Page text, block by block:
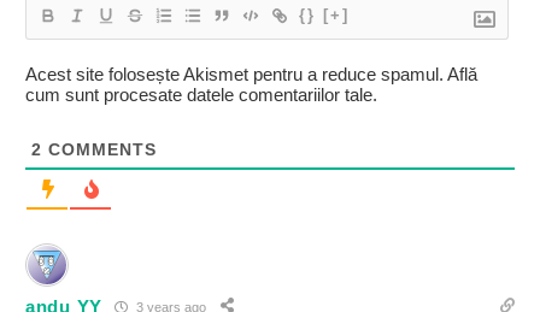
{} [+]
Acest site folosește Akismet pentru a reduce spamul. Află
cum sunt procesate datele comentariilor tale.
2 COMMENTS
andu YY 3 years ago